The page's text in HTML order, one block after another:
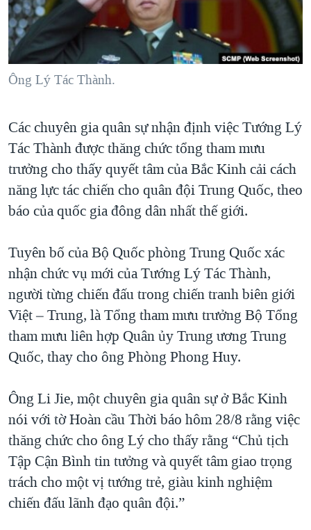
"Tìm"NGƯỜI VIỆT HẢI NGOẠI
ĐỜI SỐNG
KINH TẾ
KHOA HỌC
THỂ THAO
GIÁO DỤC
TẠI
HÀNH TRÌNH BẦU CỬ 2024
MỘT NĂM CHIẾN TRANH TẠI DẢI GAZA
GIẢI MÃ VÀNH ĐAI & CON ĐƯỜNG
TRỊNH VĨNH BÌNH - NGƯỜI HẠ 'BÊN THẮNG CUỘC'
GROUND ZERO – XƯA VÀ NAY
CHI PHÍ CHIẾN TRANH AFGHANISTAN
CÁC GIÁ TRỊ CỘNG HÒA Ở VIỆT NAM
TRỊNH VĨNH BÌNH VS. CHÍNH PHỦ VIỆT NAM
NGƯ DÂN VIỆT VÀ LÀN SÓNG TRỘM HẢI SÂM
BÊN KIA QUỐC LỘ: TIẾNG VỌNG TỪ NÔNG THÔN MỸ
QUAN HỆ VIỆT MỸ
VIDEO
NGHE
MẠNG XÃ HỘI
Ngôn ngữ khác
Ông Lý Tác Thành.
Các chuyên gia quân sự nhận định việc Tướng Lý
Tác Thành được thăng chức tổng tham mưu
trưởng cho thấy quyết tâm của Bắc Kinh cải cách
năng lực tác chiến cho quân đội Trung Quốc, theo
báo của quốc gia đông dân nhất thế giới.
Tuyên bố của Bộ Quốc phòng Trung Quốc xác
nhận chức vụ mới của Tướng Lý Tác Thành,
người từng chiến đấu trong chiến tranh biên giới
Việt – Trung, là Tổng tham mưu trưởng Bộ Tổng
tham mưu liên hợp Quân ủy Trung ương Trung
Quốc, thay cho ông Phòng Phong Huy.
Ông Li Jie, một chuyên gia quân sự ở Bắc Kinh
nói với tờ Hoàn cầu Thời báo hôm 28/8 rằng việc
thăng chức cho ông Lý cho thấy rằng “Chủ tịch
Tập Cận Bình tin tưởng và quyết tâm giao trọng
trách cho một vị tướng trẻ, giàu kinh nghiệm
chiến đấu lãnh đạo quân đội.”